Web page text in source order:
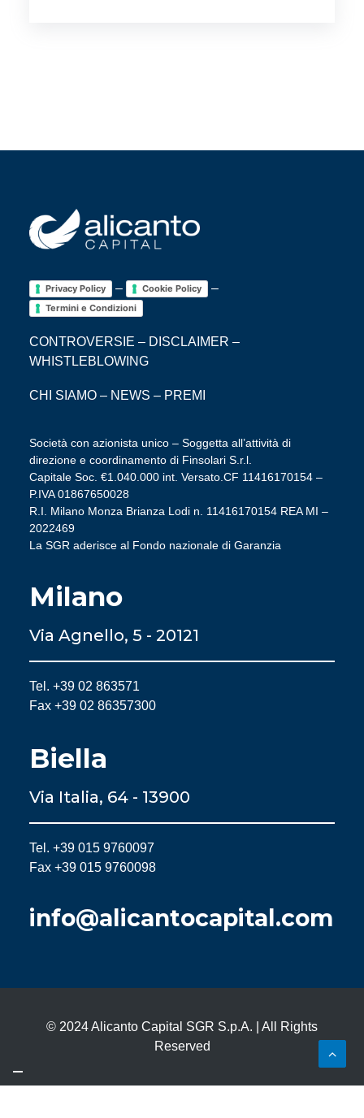
Privacy Policy – Cookie Policy –
Termini e Condizioni
CONTROVERSIE – DISCLAIMER –
WHISTLEBLOWING
CHI SIAMO – NEWS – PREMI
Società con azionista unico – Soggetta all’attività di
direzione e coordinamento di Finsolari S.r.l.
Capitale Soc. €1.040.000 int. Versato.CF 11416170154 –
P.IVA 01867650028
R.I. Milano Monza Brianza Lodi n. 11416170154 REA MI –
2022469
La SGR aderisce al Fondo nazionale di Garanzia
Milano
Via Agnello, 5 - 20121
Tel. +39 02 863571
Fax +39 02 86357300
Biella
Via Italia, 64 - 13900
Tel. +39 015 9760097
Fax +39 015 9760098
info@alicantocapital.com
© 2024 Alicanto Capital SGR S.p.A. | All Rights
Reserved